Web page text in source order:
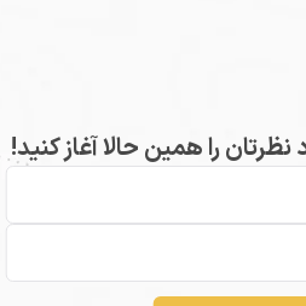
را همین حالا آغاز کنید!